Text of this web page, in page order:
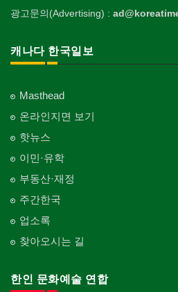
광고문의(Advertising) :
캐나다 한국일보
Masthead
온라인지면 보기
핫뉴스
이민·유학
부동산·재정
주간한국
업소록
찾아오시는 길
한인 문화예술 연합